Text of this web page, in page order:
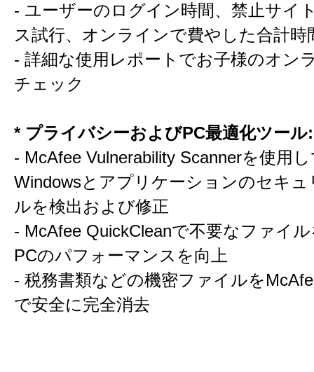
- ユーザーのログイン時間、禁止サイ
ス試行、オンラインで費やした合計時
- 詳細な使用レポートでお子様のオン
チェック
* プライバシーおよびPC最適化ツール:
- McAfee Vulnerability Scannerを使用
Windowsとアプリケーションのセキ
ルを検出および修正
- McAfee QuickCleanで不要なファイ
PCのパフォーマンスを向上
- 税務書類などの機密ファイルを
で安全に完全消去